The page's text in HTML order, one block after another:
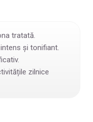
tratată.
și tonifiant.
zilnice